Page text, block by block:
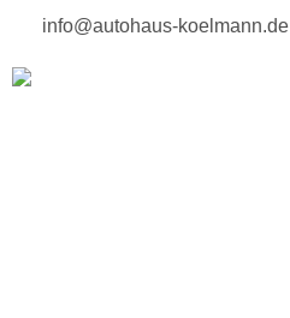
info@autohaus-koelmann.de